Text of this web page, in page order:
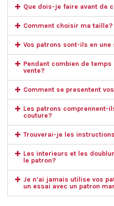
Que dois-je faire avant de
Comment choisir ma taille?
Vos patrons sont-ils en une
Pendant combien de
vente?
Comment se presentent
Les patrons comprennent-
couture?
Trouverai-je les
Les interieurs et les
le patron?
Je n’ai jamais utilise vos
un essai avec un patron